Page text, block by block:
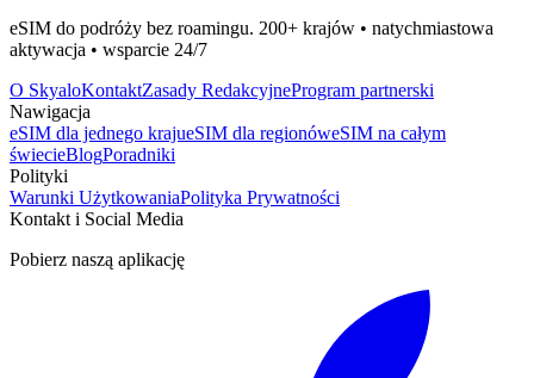
eSIM do podróży bez roamingu. 200+ krajów • natychmiastowa
aktywacja • wsparcie 24/7
O SkyaloKontaktZasady RedakcyjneProgram partnerski
Nawigacja
eSIM dla jednego krajueSIM dla regionóweSIM na całym
świecieBlogPoradniki
Polityki
Warunki UżytkowaniaPolityka Prywatności
Kontakt i Social Media
Pobierz naszą aplikację